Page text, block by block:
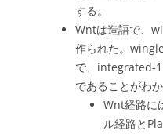
する。
Wntは造語で、
作られた。
で、integrated-1
であることがわ
Wnt経路に
ル経路と